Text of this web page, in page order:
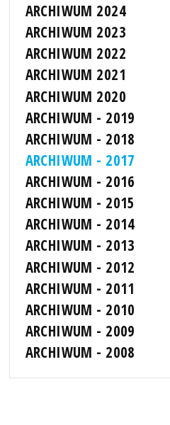
ARCHIWUM 2024
ARCHIWUM 2023
ARCHIWUM 2022
ARCHIWUM 2021
ARCHIWUM 2020
ARCHIWUM - 2019
ARCHIWUM - 2018
ARCHIWUM - 2017
ARCHIWUM - 2016
ARCHIWUM - 2015
ARCHIWUM - 2014
ARCHIWUM - 2013
ARCHIWUM - 2012
ARCHIWUM - 2011
ARCHIWUM - 2010
ARCHIWUM - 2009
ARCHIWUM - 2008